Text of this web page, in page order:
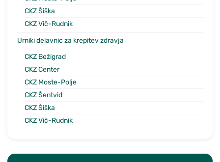
CKZ Šiška
CKZ Vič-Rudnik
Urniki delavnic za krepitev zdravja
CKZ Bežigrad
CKZ Center
CKZ Moste-Polje
CKZ Šentvid
CKZ Šiška
CKZ Vič-Rudnik